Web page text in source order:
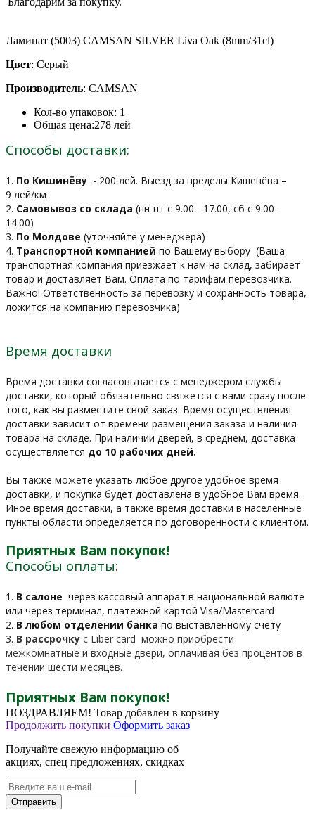
Ламинат (5003) СAMSAN SILVER Liva Oak (8mm/31cl)
Цвет: Серый
Производитель: CAMSAN
Кол-во упаковок: 1
Общая цена:278 лей
Способы доставки:
1. По Кишинёву - 200 лей. Выезд за пределы Кишенёва –
9 лей/км
2. Самовывоз со склада (пн-пт с 9.00 - 17.00, сб с 9.00 -
14.00)
3. По Молдове (уточняйте у менеджера)
4. Транспортной компанией по Вашему выбору (Ваша
транспортная компания приезжает к нам на склад, забирает
товар и доставляет Вам. Оплата по тарифам перевозчика.
Важно! Ответственность за перевозку и сохранность товара,
ложится на компанию перевозчика)
Время доставки
Время доставки согласовывается с менеджером службы
доставки, который обязательно свяжется с вами сразу после
того, как вы разместите свой заказ. Время осуществления
доставки зависит от времени размещения заказа и наличия
товара на складе. При наличии дверей, в среднем, доставка
осуществляется до 10 рабочих дней.
Вы также можете указать любое другое удобное время
доставки, и покупка будет доставлена в удобное Вам время.
Иное время доставки, а также время доставки в населенные
пункты области определяется по договоренности с клиентом.
Приятных Вам покупок!
Способы оплаты:
1. В салоне через кассовый аппарат в национальной валюте
или через терминал, платежной картой Visa/Mastercard
2. В любом отделении банка по выставленному счету
3. В рассрочку c Liber card можно приобрести
межкомнатные и входные двери, оплачивая без процентов в
течении шести месяцев.
Приятных Вам покупок!
ПОЗДРАВЛЯЕМ! Товар добавлен в корзину
Продолжить покупки Оформить заказ
Получайте свежую информацию об
акциях, спец предложениях, скидках